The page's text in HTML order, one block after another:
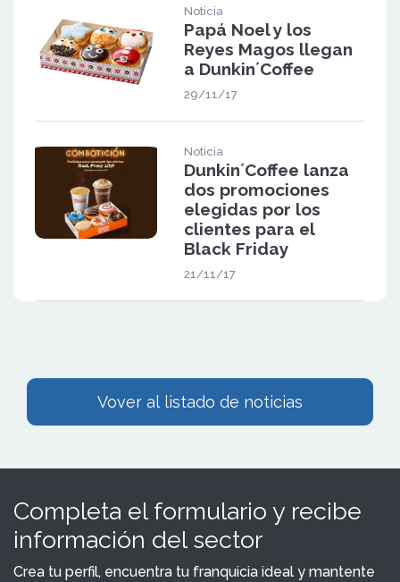
Noticia
Papá Noel y los
Reyes Magos llegan
a Dunkin´Coffee
29/11/17
Noticia
Dunkin´Coffee lanza
dos promociones
elegidas por los
clientes para el
Black Friday
21/11/17
Vover al listado de noticias
Completa el formulario y recibe
información del sector
Crea tu perfil, encuentra tu franquicia ideal y mantente